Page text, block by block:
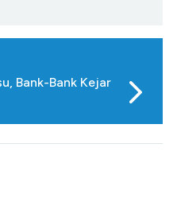
Bank-Bank Kejar